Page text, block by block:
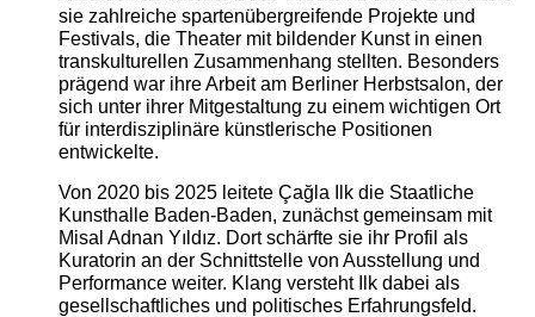
sie zahlreiche spartenübergreifende Projekte und
Festivals, die Theater mit bildender Kunst in einen
transkulturellen Zusammenhang stellten. Besonders
prägend war ihre Arbeit am Berliner Herbstsalon, der
sich unter ihrer Mitgestaltung zu einem wichtigen Ort
für interdisziplinäre künstlerische Positionen
entwickelte.
Von 2020 bis 2025 leitete Çağla Ilk die Staatliche
Kunsthalle Baden-Baden, zunächst gemeinsam mit
Misal Adnan Yıldız. Dort schärfte sie ihr Profil als
Kuratorin an der Schnittstelle von Ausstellung und
Performance weiter. Klang versteht Ilk dabei als
gesellschaftliches und politisches Erfahrungsfeld.